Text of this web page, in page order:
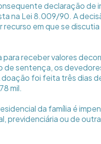
declaração de
na Lei 8.009/90. A
recurso em que se
receber valores
de sentença, os
doação foi feita três dias
mil.
da família é
previdenciária ou de